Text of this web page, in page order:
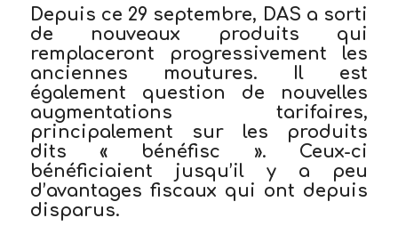
Depuis ce 29 septembre, DAS a sorti
de nouveaux produits qui
remplaceront progressivement les
anciennes moutures. Il est
également question de nouvelles
augmentations tarifaires,
principalement sur les produits
dits « bénéfisc ». Ceux-ci
bénéficiaient jusqu’il y a peu
d’avantages fiscaux qui ont depuis
disparus.